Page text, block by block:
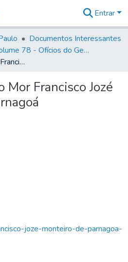
&
Coleções
Tudo na
Biblioteca
Estatísticas
Entrar
Documentos Interessantes
Volume 78 - Ofícios do General Martim Lopes Lobo de Saldanha (1777)
Para o Sargento Mor Francisco Jozé Monteiro de Parnagoá
Mor Francisco Jozé
joze-monteiro-de-parnagoa-